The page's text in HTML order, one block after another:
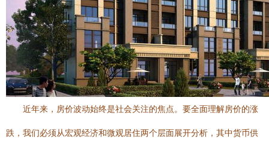
近年来，房价波动始终是社会关注的焦点。要全面理解房价的涨
跌，我们必须从宏观经济和微观居住两个层面展开分析，其中货币供